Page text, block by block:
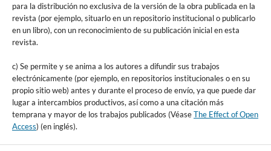
para la distribución no exclusiva de la versión de la obra publicada en la
revista (por ejemplo, situarlo en un repositorio institucional o publicarlo
en un libro), con un reconocimiento de su publicación inicial en esta
revista.
c) Se permite y se anima a los autores a difundir sus trabajos
electrónicamente (por ejemplo, en repositorios institucionales o en su
propio sitio web) antes y durante el proceso de envío, ya que puede dar
lugar a intercambios productivos, así como a una citación más
temprana y mayor de los trabajos publicados (VéaseThe Effect of Open
Access) (en inglés).